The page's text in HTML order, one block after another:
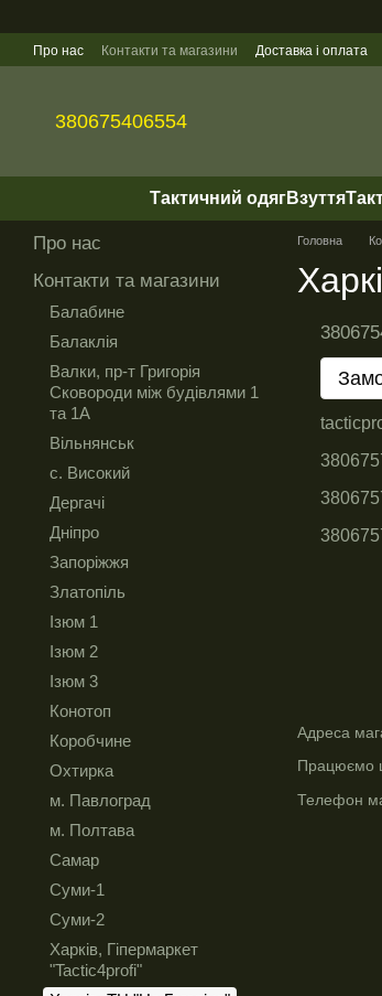
Про нас Контакти та магазини Доставка і оплата
380675406554
Тактичний одягВзуття
Головна
Адреса
Працюємо
Телефон
Про нас
Контакти та магазини
Балабине
Балаклія
Валки, пр-т Григорія
Сковороди між будівлями 1
та 1А
Вільнянськ
с. Високий
Дергачі
Дніпро
Запоріжжя
Златопіль
Ізюм 1
Ізюм 2
Ізюм 3
Конотоп
Коробчине
Охтирка
м. Павлоград
м. Полтава
Самар
Суми-1
Суми-2
Харків, Гіпермаркет
"Tactic4profi"